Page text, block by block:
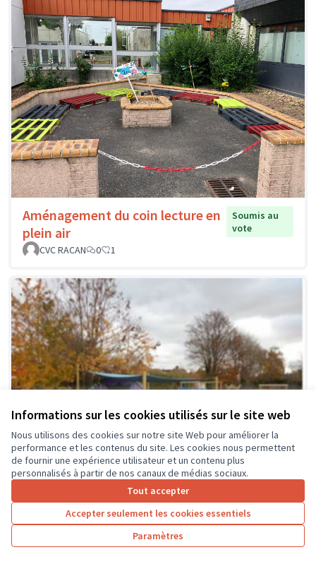
Informations sur les cookies utilisés sur le site web
Nous utilisons des cookies sur notre site Web pour améliorer la
performance et les contenus du site. Les cookies nous permettent
de fournir une expérience utilisateur et un contenu plus
personnalisés à partir de nos canaux de médias sociaux.
Tout accepter
Accepter seulement les cookies essentiels
Paramètres
Aménagement du coin lecture en
plein air
Soumis au
vote
CVC RACAN
0 1
La classe en dehors des murs
Soumis au vote
0